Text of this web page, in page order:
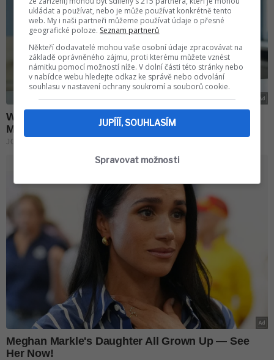
ukládat a používat, nebo je může používat konkrétně tento
web. My i naši partneři můžeme používat údaje o přesné
geografické poloze. Seznam partnerů
Někteří dodavatelé mohou vaše osobní údaje zpracovávat na
základě oprávněného zájmu, proti kterému můžete vznést
námitku pomocí možností níže. V dolní části této stránky nebo
v nabídce webu hledejte odkaz ke správě nebo odvolání
souhlasu v nastavení ochrany soukromí a souborů cookie.
JUPÍÍÍ, SOUHLASÍM
Spravovat možnosti